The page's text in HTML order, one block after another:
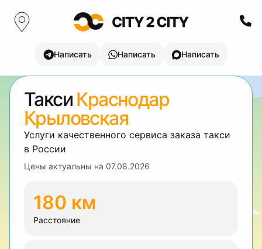
Написать Написать Написать
Такси Краснодар
Крыловская
Услуги качественного сервиса заказа такси
в России
Цены актуальны на 07.08.2026
180 км
Расстояние